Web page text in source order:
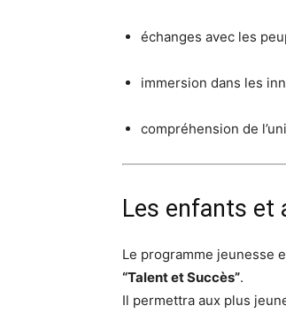
échanges avec les
immersion dans les
compréhension de
Les enfants et
Le programme jeunesse
“Talent et Succès”.
Il permettra aux plus